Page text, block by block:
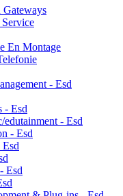
Gateways
En Montage
- Esd
- Esd
- Esd
- Esd
Esd